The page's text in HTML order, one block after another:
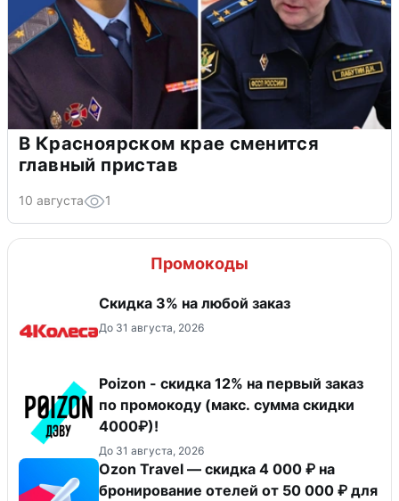
В Красноярском крае сменится
главный пристав
10 августа 1
Промокоды
Скидка 3% на любой заказ
До 31 августа, 2026
Poizon - скидка 12% на первый заказ
по промокоду (макс. сумма скидки
4000₽)!
До 31 августа, 2026
Ozon Travel — скидка 4 000 ₽ на
бронирование отелей от 50 000 ₽ для